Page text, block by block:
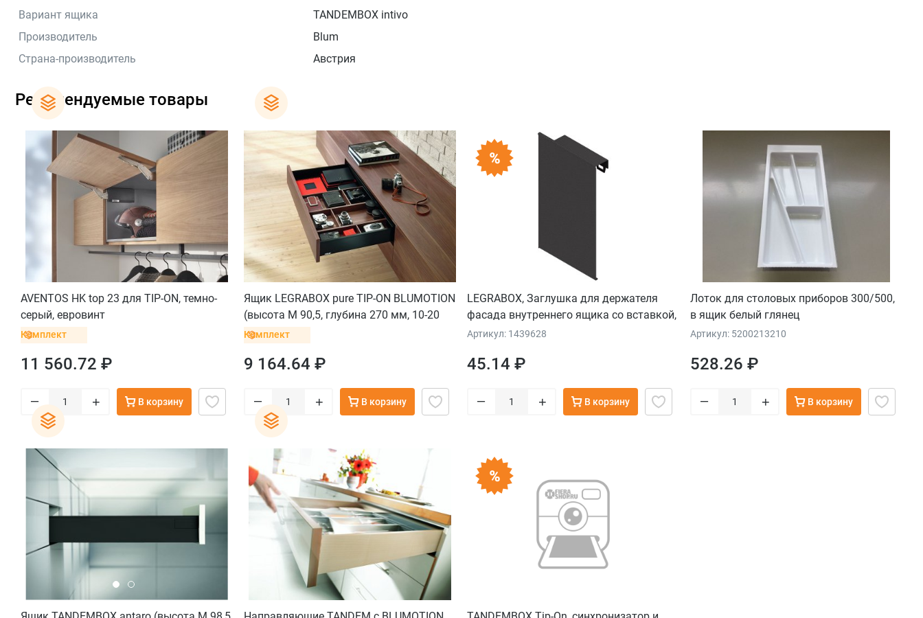
Вариант ящика
TANDEMBOX intivo
Производитель
Blum
Страна-производитель
Австрия
Рекомендуемые товары
AVENTOS HK top 23 для TIP-ON, темно-
серый, евровинт
Комплект
11 560.72 ₽
– + В корзину
Ящик LEGRABOX pure TIP-ON BLUMOTION
(высота M 90,5, глубина 270 мм, 10-20
кг), терра-черный
Комплект
9 164.64 ₽
– + В корзину
LEGRABOX, Заглушка для держателя
фасада внутреннего ящика со вставкой,
высота М, лев., сталь, терра-черный
Артикул: 1439628
45.14 ₽
– + В корзину
Лоток для столовых приборов 300/500,
в ящик белый глянец
Артикул: 5200213210
528.26 ₽
– + В корзину